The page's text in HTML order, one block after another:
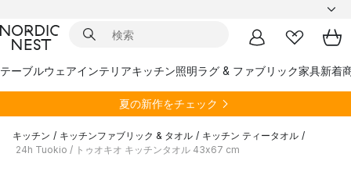
テーブルウェアインテリアキッチン照明ラグ & ファブリック家具新着
夏の新作をチェック
キッチン / キッチンファブリック & タオル / キッチン ティータオル /
24h Tuokio / トゥオキオ キッチンタオル 43x67 cm